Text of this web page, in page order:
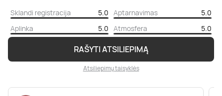
RAŠYTI ATSILIEPIMĄ
Atsiliepimų taisyklės
Sklandi registracija
5.0 Aptarnavimas
5.0
Aplinka
5.0 Atmosfera 5.0